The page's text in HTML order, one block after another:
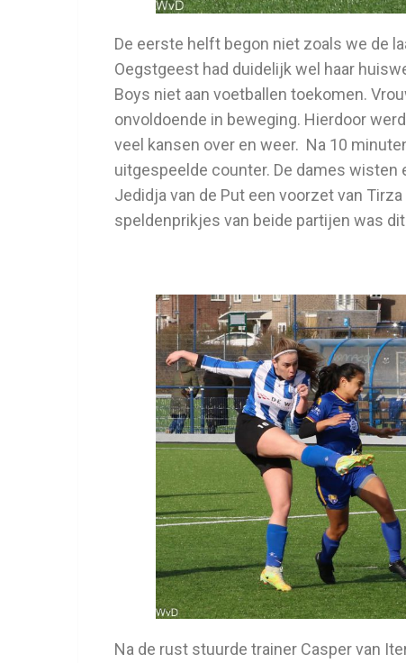
De eerste helft begon niet zoals we de
Oegstgeest had duidelijk wel haar
Boys niet aan voetballen toekomen.
onvoldoende in beweging. Hierdoor
veel kansen over en weer. Na 10
uitgespeelde counter. De dames
Jedidja van de Put een voorzet van
speldenprikjes van beide partijen was
Na de rust stuurde trainer Casper van